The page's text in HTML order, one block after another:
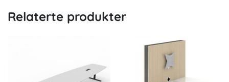
Relaterte produkter